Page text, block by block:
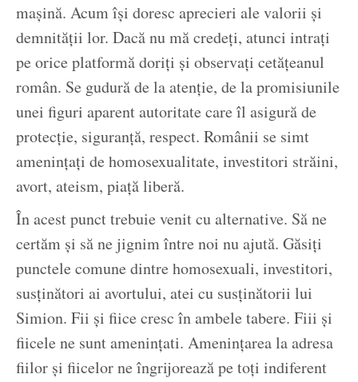
mașină. Acum își doresc aprecieri ale valorii și
demnității lor. Dacă nu mă credeți, atunci intrați
pe orice platformă doriți și observați cetățeanul
român. Se gudură de la atenție, de la promisiunile
unei figuri aparent autoritate care îl asigură de
protecție, siguranță, respect. Românii se simt
amenințați de homosexualitate, investitori străini,
avort, ateism, piață liberă.
În acest punct trebuie venit cu alternative. Să ne
certăm și să ne jignim între noi nu ajută. Găsiți
punctele comune dintre homosexuali, investitori,
susținători ai avortului, atei cu susținătorii lui
Simion. Fii și fiice cresc în ambele tabere. Fiii și
fiicele ne sunt amenințati. Amenințarea la adresa
fiilor și fiicelor ne îngrijorează pe toți indiferent